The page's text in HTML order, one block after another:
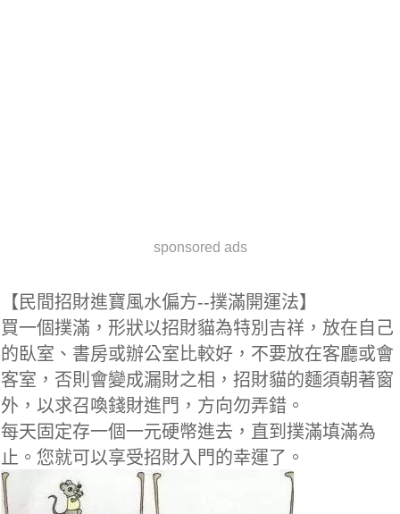
sponsored ads
【民間招財進寶風水偏方--撲滿開運法】
買一個撲滿，形狀以招財貓為特別吉祥，放在自己
的臥室、書房或辦公室比較好，不要放在客廳或會
客室，否則會變成漏財之相，招財貓的麵須朝著窗
外，以求召喚錢財進門，方向勿弄錯。
每天固定存一個一元硬幣進去，直到撲滿填滿為
止。您就可以享受招財入門的幸運了。